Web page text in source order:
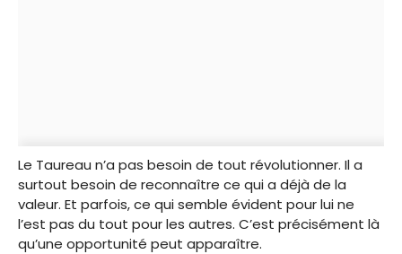
Le Taureau n’a pas besoin de tout révolutionner. Il a
surtout besoin de reconnaître ce qui a déjà de la
valeur. Et parfois, ce qui semble évident pour lui ne
l’est pas du tout pour les autres. C’est précisément là
qu’une opportunité peut apparaître.